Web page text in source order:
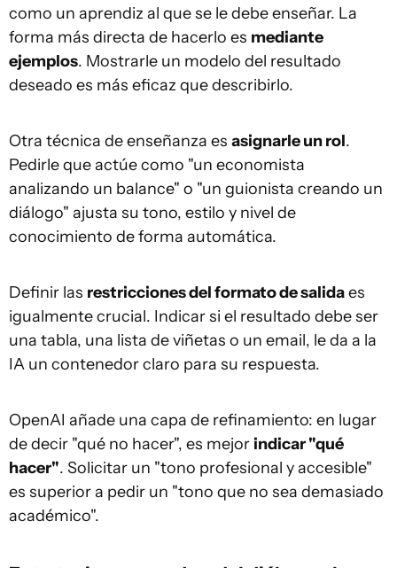
como un aprendiz al que se le debe enseñar. La
forma más directa de hacerlo es mediante
ejemplos. Mostrarle un modelo del resultado
deseado es más eficaz que describirlo.
Otra técnica de enseñanza es asignarle un rol.
Pedirle que actúe como "un economista
analizando un balance" o "un guionista creando un
diálogo" ajusta su tono, estilo y nivel de
conocimiento de forma automática.
Definir las restricciones del formato de salidaes
igualmente crucial. Indicar si el resultado debe ser
una tabla, una lista de viñetas o un email, le da a la
IA un contenedor claro para su respuesta.
OpenAI añade una capa de refinamiento: en lugar
de decir "qué no hacer", es mejor indicar "qué
hacer". Solicitar un "tono profesional y accesible"
es superior a pedir un "tono que no sea demasiado
académico".